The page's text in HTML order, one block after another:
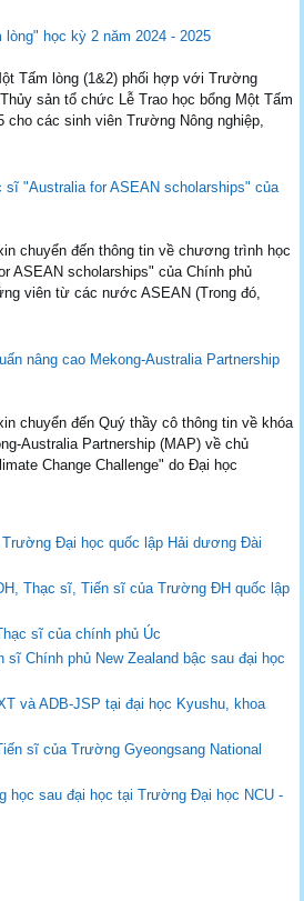
lòng" học kỳ 2 năm 2024 - 2025
Tấm lòng (1&2) phối hợp với Trường
sản tổ chức Lễ Trao học bổng Một Tấm
cho các sinh viên Trường Nông nghiệp,
sĩ "Australia for ASEAN scholarships" của
chuyển đến thông tin về chương trình học
ASEAN scholarships" của Chính phủ
viên từ các nước ASEAN (Trong đó,
nâng cao Mekong-Australia Partnership
chuyển đến Quý thầy cô thông tin về khóa
Australia Partnership (MAP) về chủ
Change Challenge" do Đại học
Trường Đại học quốc lập Hải dương Đài
Thạc sĩ, Tiến sĩ của Trường ĐH quốc lập
sĩ của chính phủ Úc
sĩ Chính phủ New Zealand bậc sau đại học
và ADB-JSP tại đại học Kyushu, khoa
sĩ của Trường Gyeongsang National
học sau đại học tại Trường Đại học NCU -